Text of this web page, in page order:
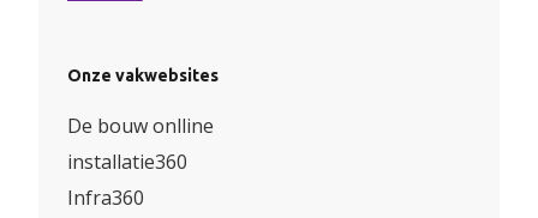
Onze vakwebsites
De bouw onlline
installatie360
Infra360